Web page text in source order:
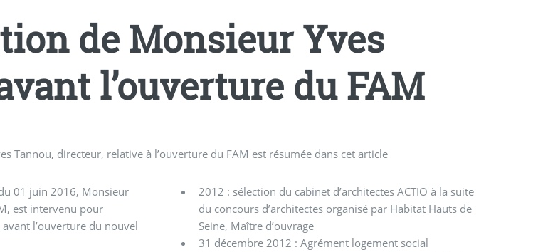
de Monsieur Yves
l’ouverture du FAM
Tannou, directeur, relative à l’ouverture du FAM est résumée dans cet article
01 juin 2016, Monsieur
est intervenu pour
l’ouverture du nouvel
2012 : sélection du cabinet d’architectes ACTIO à la suite
du concours d’architectes organisé par Habitat Hauts de
Seine, Maître d’ouvrage
31 décembre 2012 : Agrément logement social